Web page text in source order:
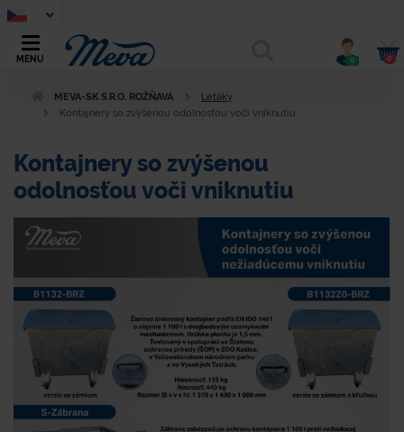
MENU 0 0
MEVA-SK S.R.O. ROŽŇAVA
Letáky
Kontajnery so zvýšenou odolnosťou voči vniknutiu
Kontajnery so zvýšenou
odolnosťou voči vniknutiu